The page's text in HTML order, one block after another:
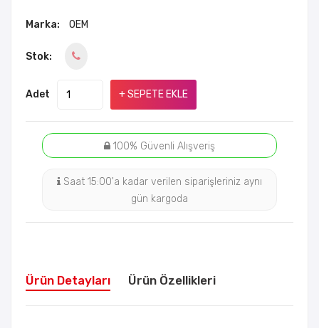
Marka: OEM
Stok:
Adet + SEPETE EKLE
100% Güvenli Alışveriş
Saat 15:00'a kadar verilen siparişleriniz aynı
gün kargoda
Ürün Detayları Ürün Özellikleri